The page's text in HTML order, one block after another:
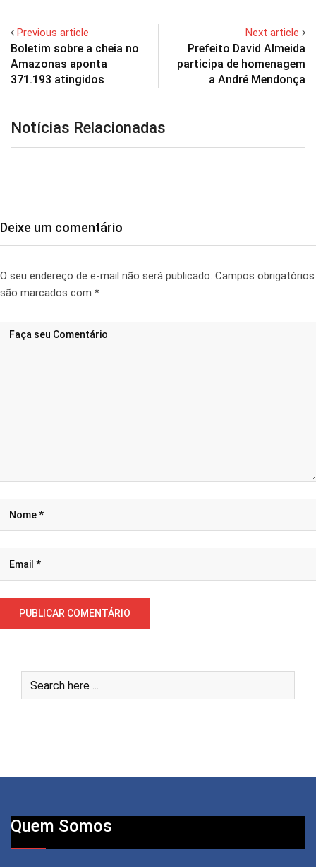
Previous article
Boletim sobre a cheia no
Amazonas aponta
371.193 atingidos
Next article
Prefeito David Almeida
participa de homenagem
a André Mendonça
Notícias Relacionadas
Deixe um comentário
O seu endereço de e-mail não será publicado. Campos obrigatórios
são marcados com *
Quem Somos